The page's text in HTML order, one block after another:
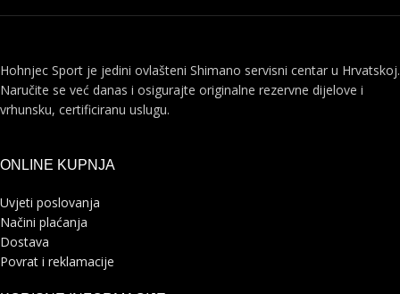
Hohnjec Sport je jedini ovlašteni Shimano servisni centar u Hrvatskoj.
Naručite se već danas i osigurajte originalne rezervne dijelove i
vrhunsku, certificiranu uslugu.
ONLINE KUPNJA
Uvjeti poslovanja
Načini plaćanja
Dostava
Povrat i reklamacije